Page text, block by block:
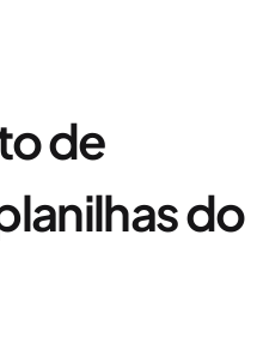
de
do